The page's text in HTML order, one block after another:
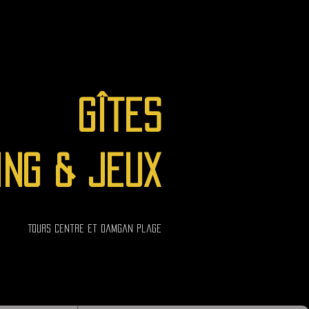
Gîtes
& jeux
Tours Centre et Damgan Plage